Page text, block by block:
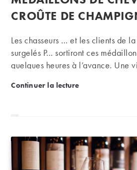
CROÛTE DE
Les chasseurs … et les clients de
surgelés P… sortiront ces
quelques heures à l’avance. Une
accompagner un cru de la côte de
Continuer la lectureRecette de la